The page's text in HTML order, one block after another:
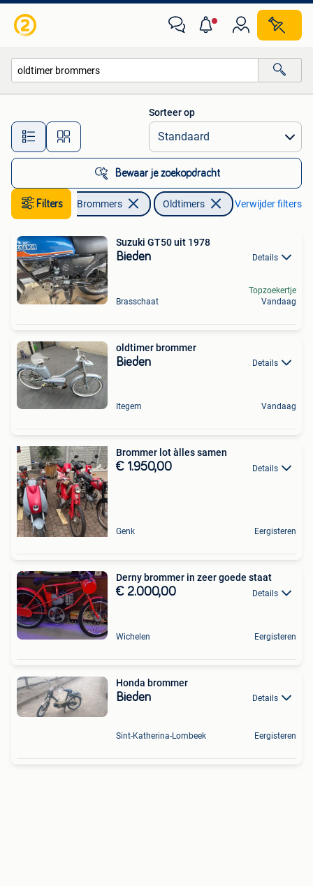
Alle afstanden…
Sorteer op
Bewaar je zoekopdracht
Filters
Fietsen en Brommers Oldtimers Verwijder filters
Suzuki GT50 uit 1978
Bieden Details
Brasschaat
Topzoekertje
Vandaag
oldtimer brommer
Bieden Details
Itegem Vandaag
Brommer lot àlles samen
€ 1.950,00 Details
Genk Eergisteren
Derny brommer in zeer goede staat
€ 2.000,00 Details
Wichelen Eergisteren
Honda brommer
Bieden Details
Sint-Katherina-Lombeek Eergisteren